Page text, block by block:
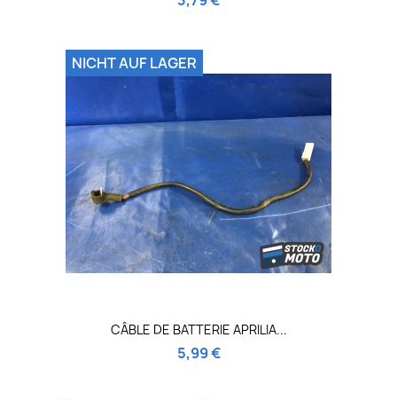
CÂBLE DE BATTERIE APRILIA...
5,99 €
NICHT AUF LAGER